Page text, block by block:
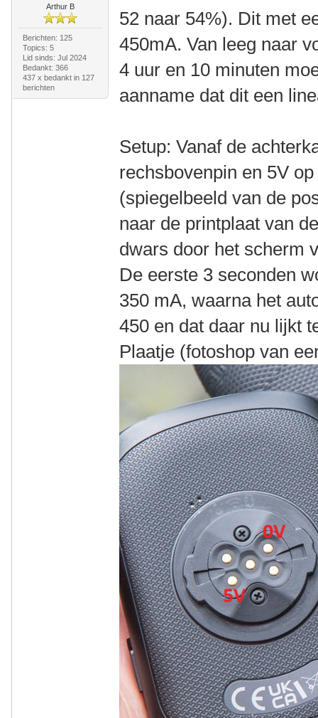
Arthur B
Berichten: 125
Topics: 5
Lid sinds: Jul 2024
Bedankt: 366
437 x bedankt in 127
berichten
52 naar 54%). Dit met
450mA. Van leeg naar
4 uur en 10 minuten
aanname dat dit een
Setup: Vanaf de
rechsbovenpin en 5V
(spiegelbeeld van de
naar de printplaat van
dwars door het scherm
De eerste 3 seconden
350 mA, waarna het
450 en dat daar nu lijkt
Plaatje (fotoshop van